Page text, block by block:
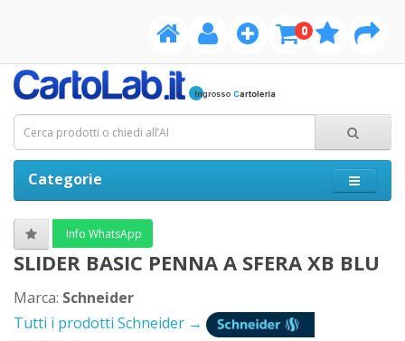
0
Categorie
Info WhatsApp
SLIDER BASIC PENNA A SFERA XB BLU
Marca: Schneider
Tutti i prodotti Schneider →